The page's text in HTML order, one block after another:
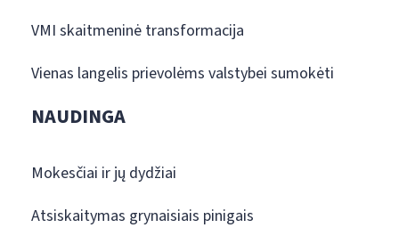
VMI skaitmeninė transformacija
Vienas langelis prievolėms valstybei sumokėti
NAUDINGA
Mokesčiai ir jų dydžiai
Atsiskaitymas grynaisiais pinigais